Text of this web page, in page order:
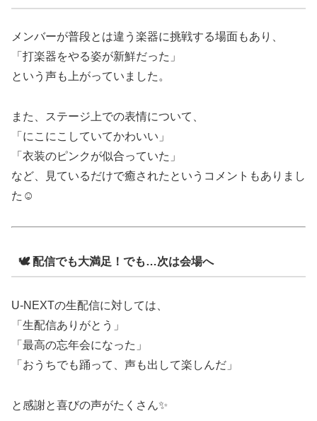
メンバーが普段とは違う楽器に挑戦する場面もあり、
「打楽器をやる姿が新鮮だった」
という声も上がっていました。
また、ステージ上での表情について、
「にこにこしていてかわいい」
「衣装のピンクが似合っていた」
など、見ているだけで癒されたというコメントもありまし
た☺️
🕊 配信でも大満足！でも…次は会場へ
U-NEXTの生配信に対しては、
「生配信ありがとう」
「最高の忘年会になった」
「おうちでも踊って、声も出して楽しんだ」
と感謝と喜びの声がたくさん✨